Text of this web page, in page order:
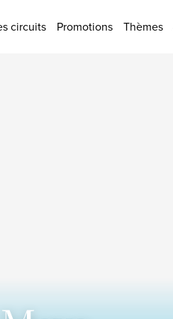
circuits Promotions Thèmes